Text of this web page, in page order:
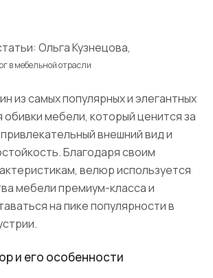
Ольга Кузнецова,
в мебельной отрасли
из самых популярных и элегантных
мебели, который ценится за
внешний вид и
Благодаря своим
велюр используется
мебели премиум-класса и
на пике популярности в
и его особенности